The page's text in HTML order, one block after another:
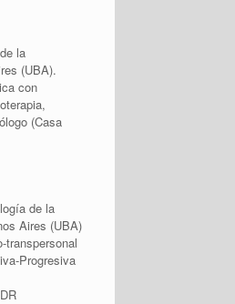
la
(UBA).
con
(Casa
de la
Aires (UBA)
transpersonal
Progresiva